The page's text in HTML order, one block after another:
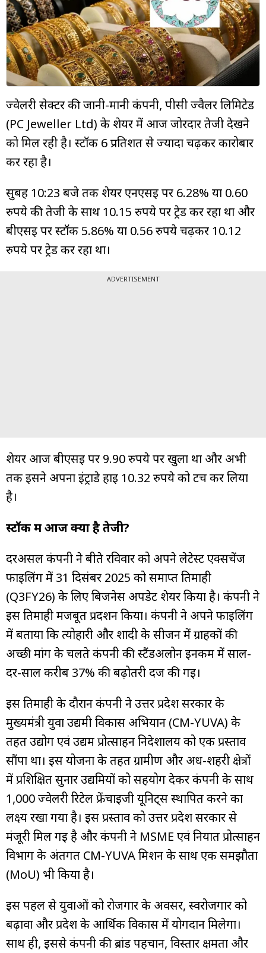
वीडियो
म्यूचुअल
फंड
ज्वेलरी सेक्टर की जानी-मानी कंपनी, पीसी ज्वैलर लिमिटेड
(PC Jeweller Ltd) के शेयर में आज जोरदार तेजी देखने
को मिल रही है। स्टॉक 6 प्रतिशत से ज्यादा चढ़कर कारोबार
कर रहा है।
सुबह 10:23 बजे तक शेयर एनएसई पर 6.28% या 0.60
रुपये की तेजी के साथ 10.15 रुपये पर ट्रेड कर रहा था और
बीएसई पर स्टॉक 5.86% या 0.56 रुपये चढ़कर 10.12
रुपये पर ट्रेड कर रहा था।
ADVERTISEMENT
शेयर आज बीएसई पर 9.90 रुपये पर खुला था और अभी
तक इसने अपना इंट्राडे हाई 10.32 रुपये को टच कर लिया
है।
स्टॉक में आज क्यों है तेजी?
दरअसल कंपनी ने बीते रविवार को अपने लेटेस्ट एक्सचेंज
फाइलिंग में 31 दिसंबर 2025 को समाप्त तिमाही
(Q3FY26) के लिए बिजनेस अपडेट शेयर किया है। कंपनी ने
इस तिमाही मजबूत प्रदर्शन किया। कंपनी ने अपने फाइलिंग
में बताया कि त्योहारी और शादी के सीजन में ग्राहकों की
अच्छी मांग के चलते कंपनी की स्टैंडअलोन इनकम में साल-
दर-साल करीब 37% की बढ़ोतरी दर्ज की गई।
इस तिमाही के दौरान कंपनी ने उत्तर प्रदेश सरकार के
मुख्यमंत्री युवा उद्यमी विकास अभियान (CM-YUVA) के
तहत उद्योग एवं उद्यम प्रोत्साहन निदेशालय को एक प्रस्ताव
सौंपा था। इस योजना के तहत ग्रामीण और अर्ध-शहरी क्षेत्रों
में प्रशिक्षित सुनार उद्यमियों को सहयोग देकर कंपनी के साथ
1,000 ज्वेलरी रिटेल फ्रेंचाइजी यूनिट्स स्थापित करने का
लक्ष्य रखा गया है। इस प्रस्ताव को उत्तर प्रदेश सरकार से
मंजूरी मिल गई है और कंपनी ने MSME एवं निर्यात प्रोत्साहन
विभाग के अंतर्गत CM-YUVA मिशन के साथ एक समझौता
(MoU) भी किया है।
इस पहल से युवाओं को रोजगार के अवसर, स्वरोजगार को
बढ़ावा और प्रदेश के आर्थिक विकास में योगदान मिलेगा।
साथ ही, इससे कंपनी की ब्रांड पहचान, विस्तार क्षमता और